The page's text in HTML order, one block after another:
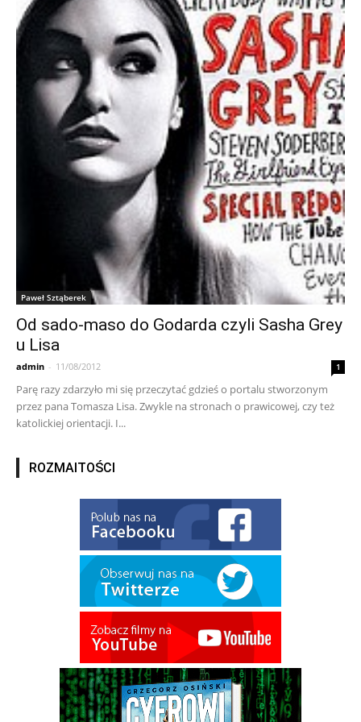
Paweł Sztąberek
Od sado-maso do Godarda czyli Sasha Grey
u Lisa
admin - 11/08/2012 1
Parę razy zdarzyło mi się przeczytać gdzieś o portalu stworzonym
przez pana Tomasza Lisa. Zwykle na stronach o prawicowej, czy też
katolickiej orientacji. I...
ROZMAITOŚCI